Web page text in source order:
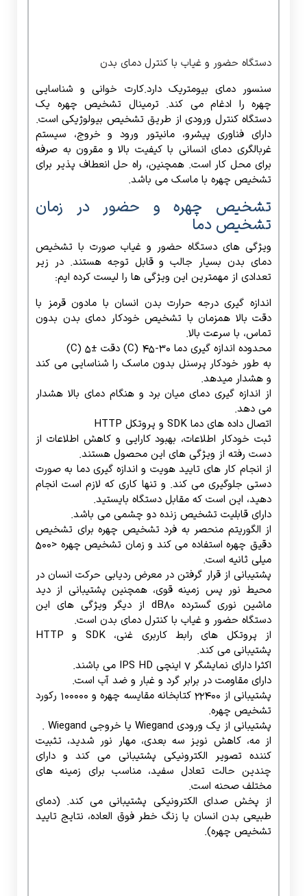
تشخیص چهره و حضور در زمان
تشخیص دما
ویژگی های دستگاه حضور و غیاب صورت با تشخیص
دمای بدن بسیار جالب و قابل توجه هستند. در زیر
تعدادی از مهمترین این ویژگی ها را لیست کرده ایم:
اندازه گیری درجه حرارت بدن انسان با مادون قرمز با
دقت بالا همزمان با تشخیص خودکار دمای بدن بدون
تماس، با سرعت بالا.
محدوده اندازه گیری دما 30-45 (C) دقت ±5 (C)
به طور خودکار پرسنل بدون ماسک را شناسایی می کند
و هشدار میدهد.
از اندازه گیری دمای میان برد و هنگام دمای بالا هشدار
می دهد.
اتصال داده های دما SDK و پروتکل HTTP
دست رفته از ویژگی های این محصول هستند.
از انجام کار های تایید هویت و اندازه گیری دما به صورت
دستی جلوگیری می کند. و تنها کاری که لازم است انجام
دهید، این است که مقابل دستگاه بایستید.
دارای قابلیت تشخیص زنده دو چشمی می باشد.
از الگوریتم منحصر به فرد تشخیص چهره برای تشخیص
دقیق چهره استفاده می کند و زمان تشخیص چهره <500
میلی ثانیه است.
پشتیبانی از قرار گرفتن در معرض ردیابی حرکت انسان در
محیط نور پس زمینه قوی، همچنین پشتیبانی از دید
ماشین نوری گسترده dB80 از دیگر ویژگی های این
دستگاه حضور و غیاب با کنترل دمای بدن است.
از پروتکل های رابط کاربری غنی، SDK و HTTP
پشتیبانی می کند.
اکثرا دارای نمایشگر 7 اینچی IPS HD می باشند.
دارای مقاومت در برابر گرد و غبار و ضد آب است.
پشتیبانی از 22400 کتابخانه مقایسه چهره و 100000 رکورد
تشخیص چهره.
پشتیبانی از یک ورودی Wiegand یا خروجی Wiegand .
از مه، کاهش نویز سه بعدی، مهار نور شدید، تثبیت
کننده تصویر الکترونیکی پشتیبانی می کند و دارای
چندین حالت تعادل سفید، مناسب برای زمینه های
مختلف صحنه است.
از پخش صدای الکترونیکی پشتیبانی می کند. (دمای
طبیعی بدن انسان یا زنگ خطر فوق العاده، نتایج تایید
تشخیص چهره).